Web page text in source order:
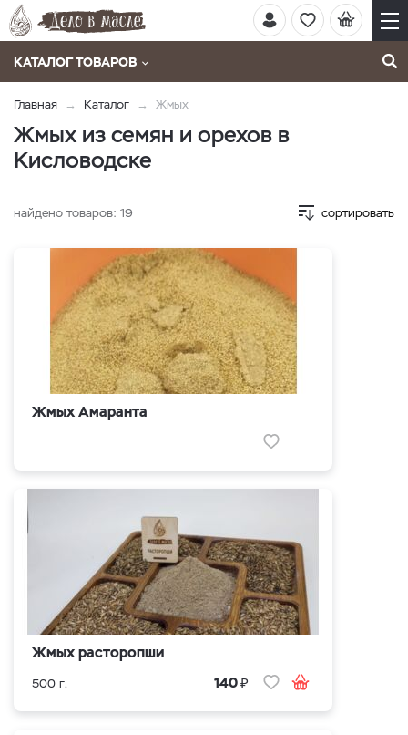
КАТАЛОГ ТОВАРОВ
Главная Каталог Жмых
Жмых из семян и орехов в
Кисловодске
найдено товаров: 19 сортировать
Жмых Амаранта
Жмых расторопши
500 г. 140₽